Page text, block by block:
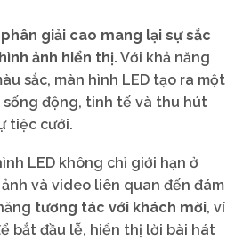
giải cao mang lại sự sắc
ảnh hiển thị.Với khả năng
sắc, màn hình LED tạo ra một
sống động, tinh tế và thu hút
tiệc cưới.
LED không chỉ giới hạn ở
và video liên quan đến đám
tương tác với khách mời, ví
bắt đầu lễ, hiển thị lời bài hát